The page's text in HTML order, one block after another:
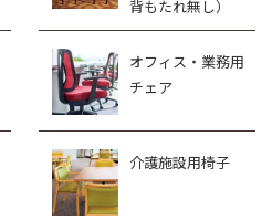
背もたれ無し）
オフィス・業務用
チェア
介護施設用椅子